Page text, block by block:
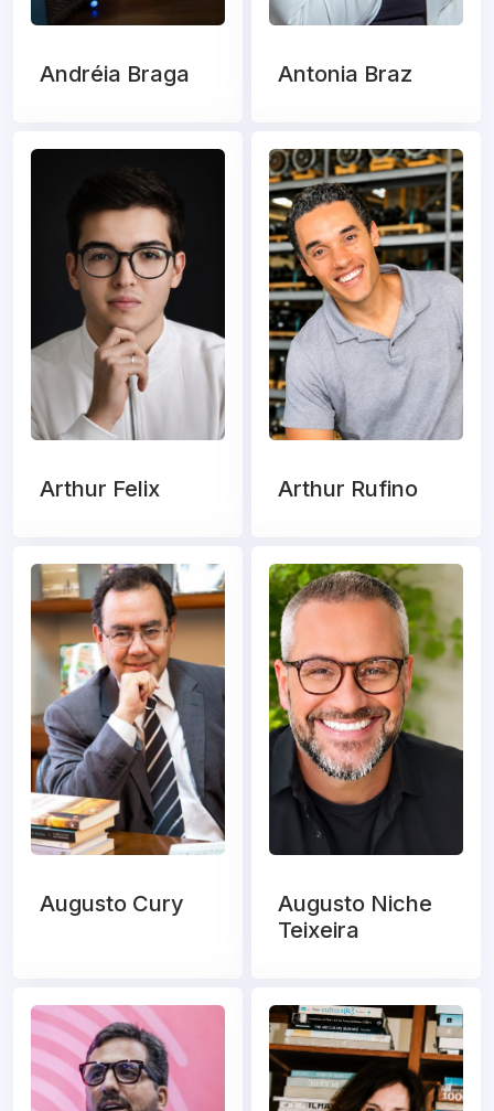
Andréia Braga Antonia Braz
Arthur Felix Arthur Rufino
Augusto Cury
Augusto Niche
Teixeira